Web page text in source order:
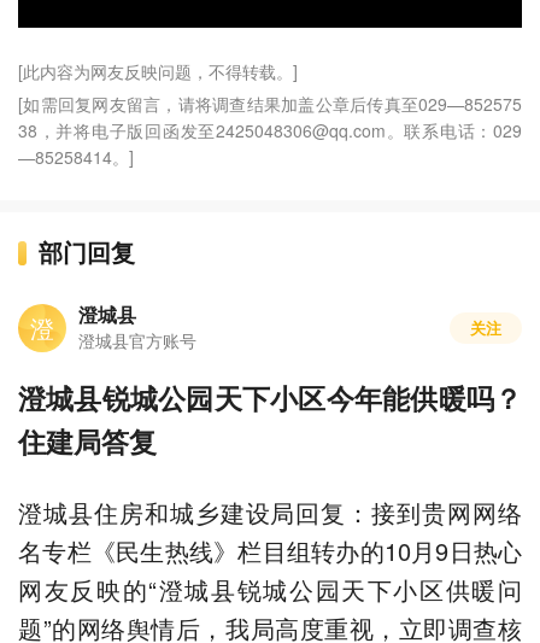
[此内容为网友反映问题，不得转载。]
[如需回复网友留言，请将调查结果加盖公章后传真至029—852575
38，并将电子版回函发至2425048306@qq.com。联系电话：029
—85258414。]
部门回复
澄 澄城县
澄城县官方账号
关注
澄城县锐城公园天下小区今年能供暖吗？
住建局答复
澄城县住房和城乡建设局回复：接到贵网网络
名专栏《民生热线》栏目组转办的10月9日热心
网友反映的“澄城县锐城公园天下小区供暖问
题”的网络舆情后，我局高度重视，立即调查核